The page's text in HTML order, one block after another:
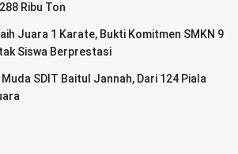
Ribu Ton
Juara 1 Karate, Bukti Komitmen SMKN 9
Siswa Berprestasi
SDIT Baitul Jannah, Dari 124 Piala